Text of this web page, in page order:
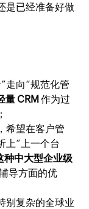
是已经准备好做
走向“规范化管
量 CRM 作为过
希望在客户管
上“上一个台
种中大型企业级
导方面的优
别复杂的全球业